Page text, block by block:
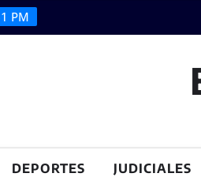
PM
DEPORTES JUDICIALES